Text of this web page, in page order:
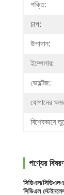
শক্তি:
চাপ:
উপাদান:
ইম্পেলার:
ভোল্টেজ:
যোগানের
বিশেষভাবে
পণ্যের
সিডিএল/
সিডিএল